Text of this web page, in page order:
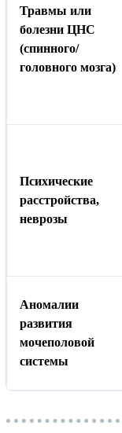
Травмы или
болезни ЦНС
(спинного/
головного мозга)
Психические
расстройства,
неврозы
Аномалии
развития
мочеполовой
системы